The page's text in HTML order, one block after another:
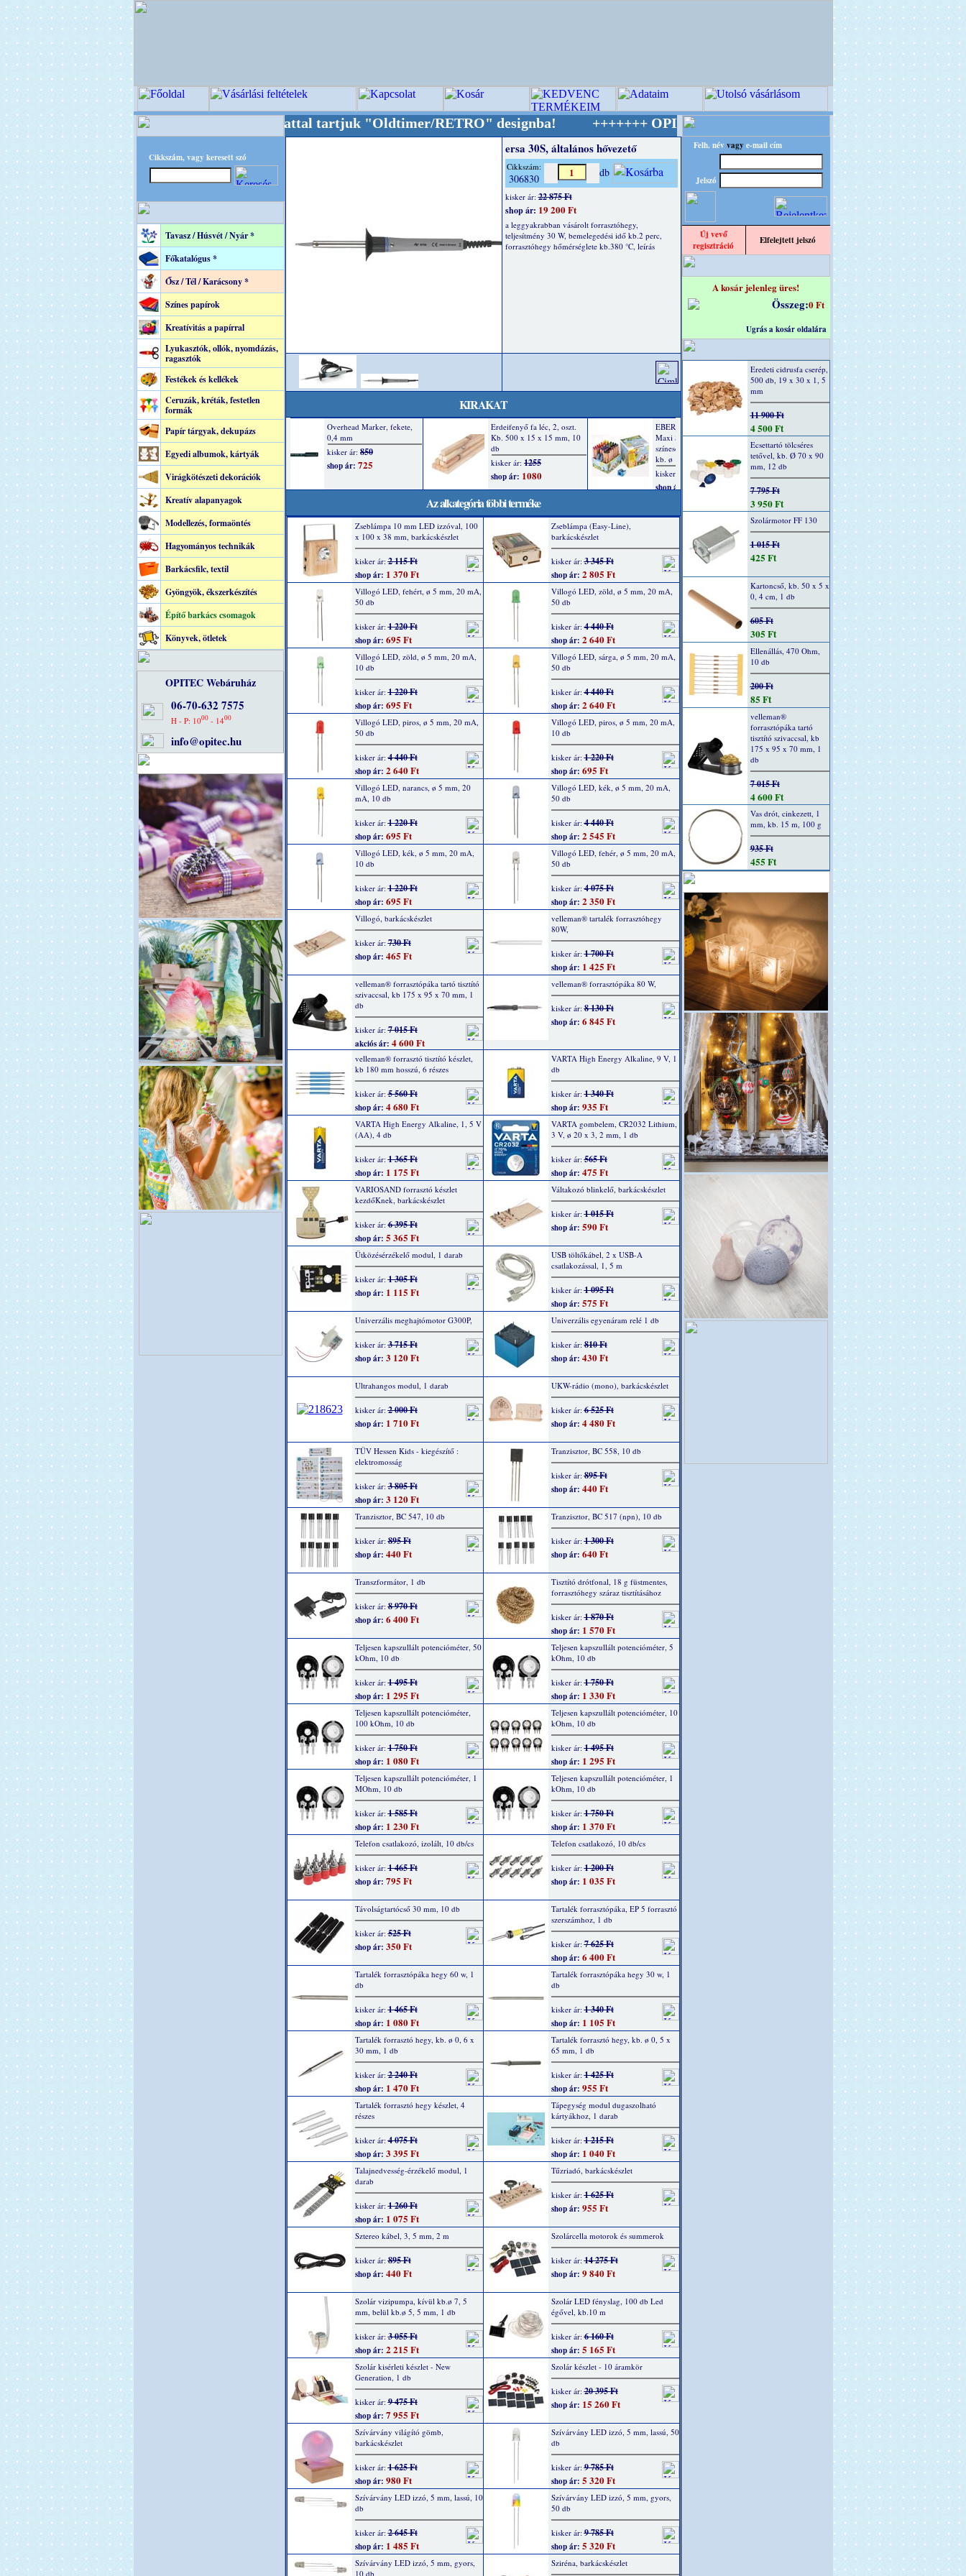
Cikkszám, vagy keresett szó
Tavasz / Húsvét / Nyár *
Főkatalógus *
Ősz / Tél / Karácsony *
Színes papírok
Kreatívitás a papírral
Lyukasztók, ollók, nyomdázás,
ragasztók
Festékek és kellékek
Ceruzák, kréták, festetlen
formák
Papír tárgyak, dekupázs
Egyedi albumok, kártyák
Virágkötészeti dekorációk
Kreatív alapanyagok
Modellezés, formaöntés
Hagyományos technikák
Barkácsfilc, textil
Gyöngyök, ékszerkészítés
Építő barkács csomagok
Könyvek, ötletek
OPITEC Webáruház
06-70-632 7575
H - P: 1000 - 1400
info@opitec.hu
+++++++ Oldalunkat akarattal tartjuk "Oldtimer/RETRO" designba! +++++++ OPITEC - A Kreatív Világ Mestere! +++++++
ersa 30S, általános hővezető
Cikkszám:
306830 db
kisker ár:22 875 Ft
shop ár: 19 200 Ft
a leggyakrabban vásárolt forrasztóhegy,
teljesítmény 30 W, bemelegedési idő kb.2 perc,
forrasztóhegy hőmérséglete kb.380 °C, leírás
KIRAKAT
Az alkategória többi terméke
Zseblámpa 10 mm LED izzóval, 100
x 100 x 38 mm, barkácskészlet
kisker ár:2 115 Ft
shop ár: 1 370 Ft
Zseblámpa (Easy-Line),
barkácskészlet
kisker ár:3 345 Ft
shop ár: 2 805 Ft
Villogó LED, fehért, ø 5 mm, 20 mA,
50 db
kisker ár:1 220 Ft
shop ár: 695 Ft
Villogó LED, zöld, ø 5 mm, 20 mA,
50 db
kisker ár:4 440 Ft
shop ár: 2 640 Ft
Villogó LED, zöld, ø 5 mm, 20 mA,
10 db
kisker ár:1 220 Ft
shop ár: 695 Ft
Villogó LED, sárga, ø 5 mm, 20 mA,
50 db
kisker ár:4 440 Ft
shop ár: 2 640 Ft
Villogó LED, piros, ø 5 mm, 20 mA,
50 db
kisker ár:4 440 Ft
shop ár: 2 640 Ft
Villogó LED, piros, ø 5 mm, 20 mA,
10 db
kisker ár:1 220 Ft
shop ár: 695 Ft
Villogó LED, narancs, ø 5 mm, 20
mA, 10 db
kisker ár:1 220 Ft
shop ár: 695 Ft
Villogó LED, kék, ø 5 mm, 20 mA,
50 db
kisker ár:4 440 Ft
shop ár: 2 545 Ft
Villogó LED, kék, ø 5 mm, 20 mA,
10 db
kisker ár:1 220 Ft
shop ár: 695 Ft
Villogó LED, fehér, ø 5 mm, 20 mA,
50 db
kisker ár:4 075 Ft
shop ár: 2 350 Ft
Villogó, barkácskészlet
kisker ár:730 Ft
shop ár: 465 Ft
velleman® tartalék forrasztóhegy
80W,
kisker ár:1 700 Ft
shop ár: 1 425 Ft
velleman® forrasztópáka tartó tisztító
szivaccsal, kb 175 x 95 x 70 mm, 1
db
kisker ár:7 015 Ft
akciós ár: 4 600 Ft
velleman® forrasztópáka 80 W,
kisker ár:8 130 Ft
shop ár: 6 845 Ft
velleman® forrasztó tisztító készlet,
kb 180 mm hosszú, 6 részes
kisker ár:5 560 Ft
shop ár: 4 680 Ft
VARTA High Energy Alkaline, 9 V, 1
db
kisker ár:1 340 Ft
shop ár: 935 Ft
VARTA High Energy Alkaline, 1, 5 V
(AA), 4 db
kisker ár:1 365 Ft
shop ár: 1 175 Ft
VARTA gombelem, CR2032 Lithium,
3 V, ø 20 x 3, 2 mm, 1 db
kisker ár:565 Ft
shop ár: 475 Ft
VARIOSAND forrasztó készlet
kezdőKnek, barkácskészlet
kisker ár:6 395 Ft
shop ár: 5 365 Ft
Váltakozó blinkelő, barkácskészlet
kisker ár:1 015 Ft
shop ár: 590 Ft
Ütközésérzékelő modul, 1 darab
kisker ár:1 305 Ft
shop ár: 1 115 Ft
USB töltőkábel, 2 x USB-A
csatlakozással, 1, 5 m
kisker ár:1 095 Ft
shop ár: 575 Ft
Univerzális meghajtómotor G300P,
kisker ár:3 715 Ft
shop ár: 3 120 Ft
Univerzális egyenáram relé 1 db
kisker ár:810 Ft
shop ár: 430 Ft
Ultrahangos modul, 1 darab
kisker ár:2 000 Ft
shop ár: 1 710 Ft
UKW-rádio (mono), barkácskészlet
kisker ár:6 525 Ft
shop ár: 4 480 Ft
TÜV Hessen Kids - kiegészítő :
elektromosság
kisker ár:3 805 Ft
shop ár: 3 120 Ft
Tranzisztor, BC 558, 10 db
kisker ár:895 Ft
shop ár: 440 Ft
Tranzisztor, BC 547, 10 db
kisker ár:895 Ft
shop ár: 440 Ft
Tranzisztor, BC 517 (npn), 10 db
kisker ár:1 300 Ft
shop ár: 640 Ft
Transzformátor, 1 db
kisker ár:8 970 Ft
shop ár: 6 400 Ft
Tisztító drótfonal, 18 g füstmentes,
forrasztóhegy száraz tisztításához
kisker ár:1 870 Ft
shop ár: 1 570 Ft
Teljesen kapszullált potencióméter, 50
kOhm, 10 db
kisker ár:1 495 Ft
shop ár: 1 295 Ft
Teljesen kapszullált potencióméter, 5
kOhm, 10 db
kisker ár:1 750 Ft
shop ár: 1 330 Ft
Teljesen kapszullált potencióméter,
100 kOhm, 10 db
kisker ár:1 750 Ft
shop ár: 1 080 Ft
Teljesen kapszullált potencióméter, 10
kOhm, 10 db
kisker ár:1 495 Ft
shop ár: 1 295 Ft
Teljesen kapszullált potencióméter, 1
MOhm, 10 db
kisker ár:1 585 Ft
shop ár: 1 230 Ft
Teljesen kapszullált potencióméter, 1
kOhm, 10 db
kisker ár:1 750 Ft
shop ár: 1 370 Ft
Telefon csatlakozó, izolált, 10 db/cs
kisker ár:1 465 Ft
shop ár: 795 Ft
Telefon csatlakozó, 10 db/cs
kisker ár:1 200 Ft
shop ár: 1 035 Ft
Távolságtartócső 30 mm, 10 db
kisker ár:525 Ft
shop ár: 350 Ft
Tartalék forrasztópáka, EP 5 forrasztó
szerszámhoz, 1 db
kisker ár:7 625 Ft
shop ár: 6 400 Ft
Tartalék forrasztópáka hegy 60 w, 1
db
kisker ár:1 465 Ft
shop ár: 1 080 Ft
Tartalék forrasztópáka hegy 30 w, 1
db
kisker ár:1 340 Ft
shop ár: 1 105 Ft
Tartalék forrasztó hegy, kb. ø 0, 6 x
30 mm, 1 db
kisker ár:2 240 Ft
shop ár: 1 470 Ft
Tartalék forrasztó hegy, kb. ø 0, 5 x
65 mm, 1 db
kisker ár:1 425 Ft
shop ár: 955 Ft
Tartalék forrasztó hegy készlet, 4
részes
kisker ár:4 075 Ft
shop ár: 3 395 Ft
Tápegység modul dugaszolható
kártyákhoz, 1 darab
kisker ár:1 215 Ft
shop ár: 1 040 Ft
Talajnedvesség-érzékelő modul, 1
darab
kisker ár:1 260 Ft
shop ár: 1 075 Ft
Tűzriadó, barkácskészlet
kisker ár:1 625 Ft
shop ár: 955 Ft
Sztereo kábel, 3, 5 mm, 2 m
kisker ár:895 Ft
shop ár: 440 Ft
Szolárcella motorok és summerok
kisker ár:14 275 Ft
shop ár: 9 840 Ft
Szolár vizipumpa, kívül kb.ø 7, 5
mm, belül kb.ø 5, 5 mm, 1 db
kisker ár:3 055 Ft
shop ár: 2 215 Ft
Szolár LED fényslag, 100 db Led
égővel, kb.10 m
kisker ár:6 160 Ft
shop ár: 5 165 Ft
Szolár kisérleti készlet - New
Generation, 1 db
kisker ár:9 475 Ft
shop ár: 7 955 Ft
Szolár készlet - 10 áramkör
kisker ár:20 395 Ft
shop ár: 15 260 Ft
Szívárvány világító gömb,
barkácskészlet
kisker ár:1 625 Ft
shop ár: 980 Ft
Szívárvány LED izzó, 5 mm, lassú, 50
db
kisker ár:9 785 Ft
shop ár: 5 320 Ft
Szívárvány LED izzó, 5 mm, lassú, 10
db
kisker ár:2 645 Ft
shop ár: 1 485 Ft
Szívárvány LED izzó, 5 mm, gyors,
50 db
kisker ár:9 785 Ft
shop ár: 5 320 Ft
Szívárvány LED izzó, 5 mm, gyors,
10 db
Sziréna, barkácskészlet
Felh. név vagy e-mail cím
Jelszó
Új vevő
regisztráció
Elfelejtett jelszó
A kosár jelenleg üres!
Összeg:0 Ft
Ugrás a kosár oldalára
Eredeti cidrusfa cserép,
500 db, 19 x 30 x 1, 5
mm
11 900 Ft
4 500 Ft
Ecsettartó tölcséres
tetővel, kb. Ø 70 x 90
mm, 12 db
7 795 Ft
3 950 Ft
Szolármotor FF 130
1 015 Ft
425 Ft
Kartoncső, kb. 50 x 5 x
0, 4 cm, 1 db
605 Ft
305 Ft
Ellenállás, 470 Ohm,
10 db
200 Ft
85 Ft
velleman®
forrasztópáka tartó
tisztító szivaccsal, kb
175 x 95 x 70 mm, 1
db
7 015 Ft
4 600 Ft
Vas drót, cinkezett, 1
mm, kb. 15 m, 100 g
935 Ft
455 Ft